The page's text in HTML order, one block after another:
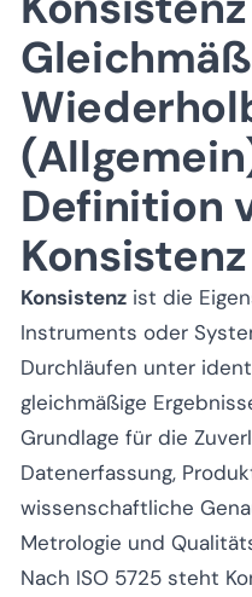
Definition
Konsistenz
Konsistenz ist die
Instruments oder
Durchläufen unter
gleichmäßige
Grundlage für die
Datenerfassung,
wissenschaftliche
Metrologie und
Nach ISO 5725 steht